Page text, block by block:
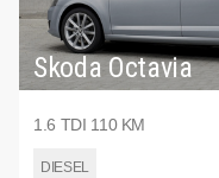
Skoda Octavia
1.6 TDI 110 KM
DIESEL